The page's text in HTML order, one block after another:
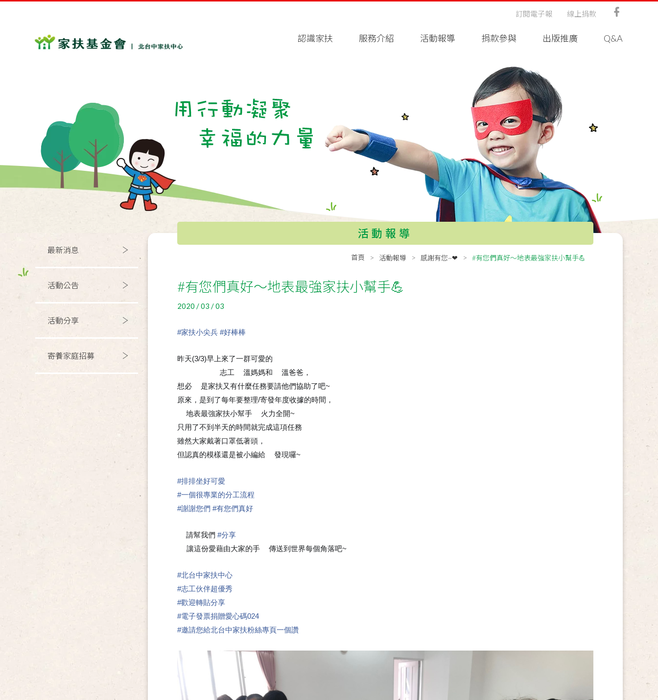
認識家扶 服務介紹 活動報導 捐款參與 出版推廣 Q&A
訂閱電子報 線上捐款
最新消息
活動公告
活動分享
寄養家庭招募
活動報導
首頁 活動報導 感謝有您~❤ #有您們真好～地表最強家扶小幫手💪
#有您們真好～地表最強家扶小幫手💪
2020 / 03 / 03
#家扶小尖兵 #好棒棒
昨天(3/3)早上來了一群可愛的
志工 溫媽媽和
溫爸爸，
想必
是家扶又有什麼任務要請他們協助了吧~
原來，是到了每年要整理/寄發年度收據的時間，
地表最強家扶小幫手
火力全開~
只用了不到半天的時間就完成這項任務
雖然大家戴著口罩低著頭，
但認真的模樣還是被小編給
發現囉~
#排排坐好可愛
#一個很專業的分工流程
#謝謝您們 #有您們真好
請幫我們 #分享
讓這份愛藉由大家的手
傳送到世界每個角落吧~
#北台中家扶中心
#志工伙伴超優秀
#歡迎轉貼分享
#電子發票捐贈愛心碼024
#邀請您給北台中家扶粉絲專頁一個讚